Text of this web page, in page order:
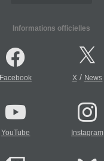
Informations officielles
Facebook X/ News
YouTube Instagram